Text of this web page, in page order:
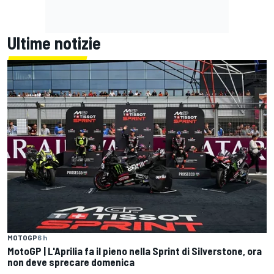
Ultime notizie
MOTOGP6 h
MotoGP | L'Aprilia fa il pieno nella Sprint di Silverstone, ora
non deve sprecare domenica